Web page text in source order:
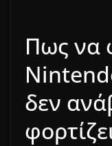
Πως να
δεν